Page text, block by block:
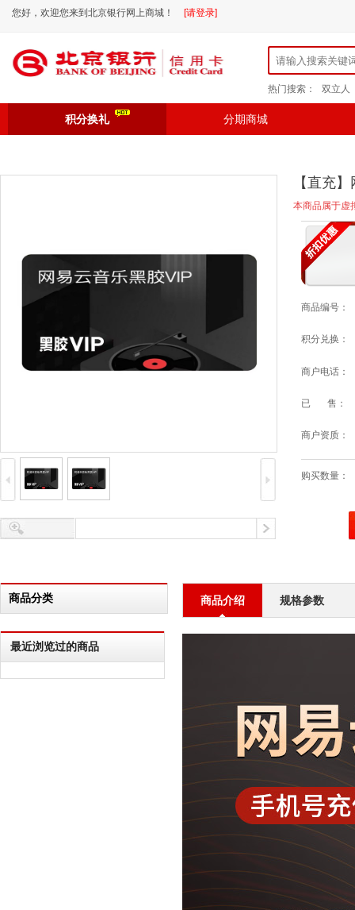
您好，欢迎您来到北京银行网上商城！ [请登录]
热门搜索： 双立人
积分换礼 分期商城
【直充
本商品属于虚
商品编号：
积分兑换：
商户电话：
已 售：
商户资质：
购买数量：
商品分类
最近浏览过的商品
商品介绍 规格参数